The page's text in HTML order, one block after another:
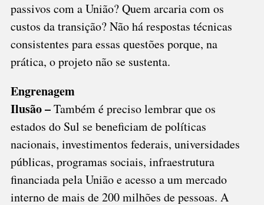
passivos com a União? Quem arcaria com os
custos da transição? Não há respostas técnicas
consistentes para essas questões porque, na
prática, o projeto não se sustenta.
Engrenagem
Ilusão –Também é preciso lembrar que os
estados do Sul se beneficiam de políticas
nacionais, investimentos federais, universidades
públicas, programas sociais, infraestrutura
financiada pela União e acesso a um mercado
interno de mais de 200 milhões de pessoas. A